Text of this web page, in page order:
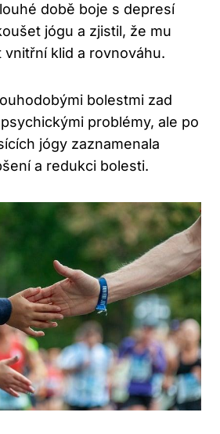
době boje s depresí
jógu a zjistil, že mu
vnitřní klid a rovnováhu.
bolestmi zad
problémy, ale po
jógy zaznamenala
a redukci bolesti.